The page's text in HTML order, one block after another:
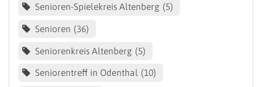
Senioren-Spielekreis Altenberg 5
Senioren 36
Seniorenkreis Altenberg 5
Seniorentreff in Odenthal 10